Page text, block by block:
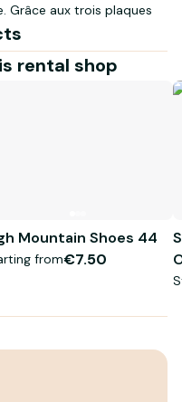
Grâce aux trois plaques
toujours un
dure mais également
ou boueuses.
et fonctionnel
testé jusqu'à
parfait du crampon
rental shop
Mountain Shoes 44
from€7.50